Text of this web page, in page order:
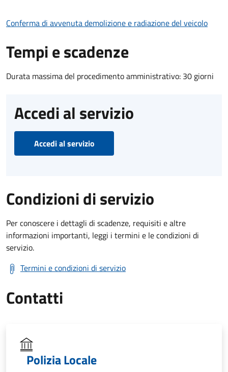
Conferma di avvenuta demolizione e radiazione del veicolo
Tempi e scadenze
Durata massima del procedimento amministrativo: 30 giorni
Accedi al servizio
Accedi al servizio
Condizioni di servizio
Per conoscere i dettagli di scadenze, requisiti e altre
informazioni importanti, leggi i termini e le condizioni di
servizio.
Termini e condizioni di servizio
Contatti
Polizia Locale